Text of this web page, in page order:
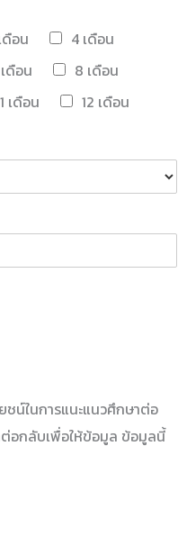
ดือน
4 เดือน
ดือน
8 เดือน
เดือน 12 เดือน
ชน์ในการแนะแนวศึกษาต่อ
อกลับเพื่อให้ข้อมูล ข้อมูลนี้